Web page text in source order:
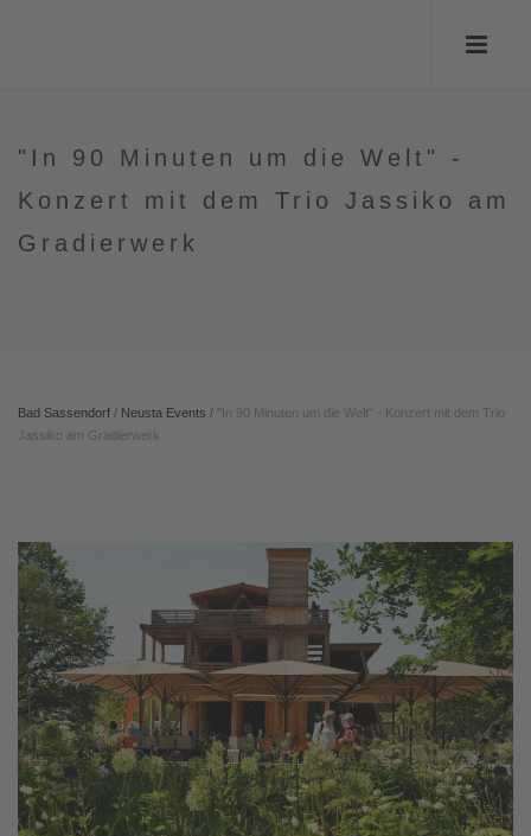
"In 90 Minuten um die Welt" -
Konzert mit dem Trio Jassiko am
Gradierwerk
Bad Sassendorf / Neusta Events /
"In 90 Minuten um die Welt" - Konzert mit dem Trio
Jassiko am Gradierwerk